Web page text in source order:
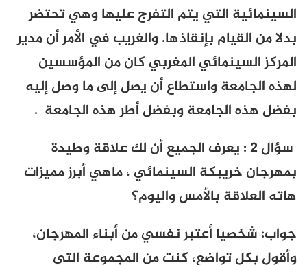
السينمائية التي يتم التفرج عليها وهي تحتضر
بدلا من القيام بإنقاذها. والغريب في الأمر أن مدير
المركز السينمائي المغربي كان من المؤسسين
لهذه الجامعة واستطاع أن يصل إلى ما وصل إليه
بفضل هذه الجامعة وبفضل أطر هذه الجامعة .
سؤال 2 : يعرف الجميع أن لك علاقة وطيدة
بمهرجان خريبكة السينمائي ، ماهي أبرز مميزات
هاته العلاقة بالأمس واليوم؟
جواب: شخصيا أعتبر نفسي من أبناء المهرجان،
وأقول بكل تواضع، كنت من المجموعة التي